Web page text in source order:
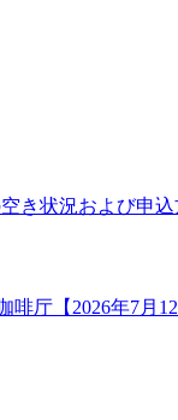
状況および申込
厅【2026年7月12